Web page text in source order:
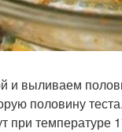
выливаем
половину
при